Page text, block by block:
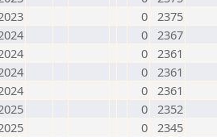
0 2375
0 2367
0 2361
0 2361
0 2361
0 2352
0 2345